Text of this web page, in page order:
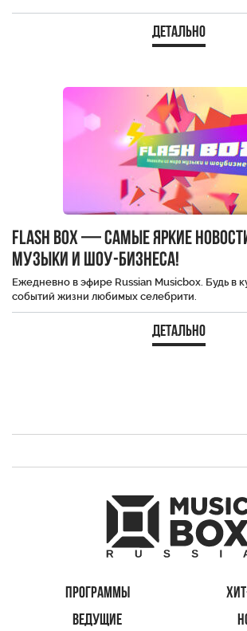
Детально
Flash Box — самые яркие
музыки и шоу-бизнеса!
Ежедневно в эфире Russian Musicbox. Будь в
событий жизни любимых селебрити.
Детально
ПРОГРАММЫ
ВЕДУЩИЕ